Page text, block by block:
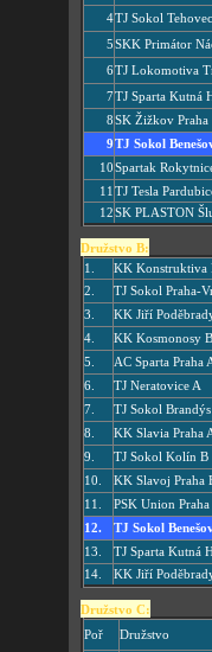
4TJ Sokol Tehovec
5SKK Primátor
6TJ Lokomotiva
7TJ Sparta Kutná
8SK Žižkov Praha
9TJ Sokol
10Spartak
11 TJ Tesla
12SK PLASTON
Družstvo B:
1.
KK Konstruktiva
2.
TJ Sokol Praha-
3.
KK Jiří
4.
KK Kosmonosy B
5.
AC Sparta Praha
6.
TJ Neratovice A
7.
TJ Sokol
8.
KK Slavia Praha
9.
TJ Sokol Kolín B
10.
KK Slavoj Praha
11.
PSK Union Praha
12.
TJ Sokol
13.
TJ Sparta Kutná
14.
KK Jiří
Družstvo C:
Poř
Družstvo